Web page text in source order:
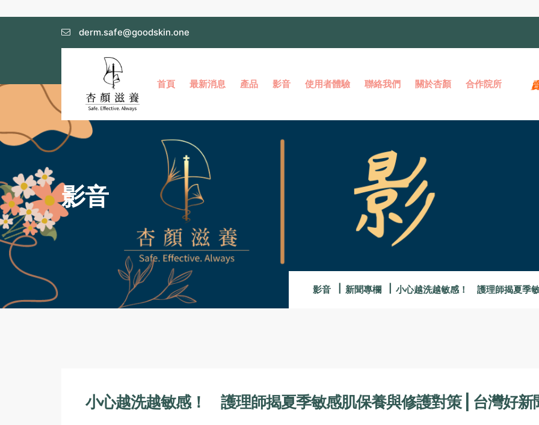
derm.safe@goodskin.one
首頁 最新消息 產品 影音 使用者體驗 聯絡我們 關於杏顏 合作院所
影音
影音 新聞專欄 小心越洗越敏感！ 護理師揭夏季
小心越洗越敏感！ 護理師揭夏季敏感肌保養與修護對策 | 台灣好新